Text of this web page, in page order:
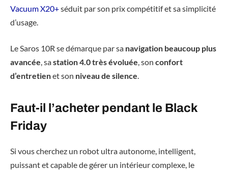
Vacuum X20+séduit par son prix compétitif et sa simplicité
d’usage.
Le Saros 10R se démarque par sa navigation beaucoup plus
avancée, sastation 4.0 très évoluée, son confort
d’entretienet son niveau de silence.
Faut-il l’acheter pendant le Black
Friday
Si vous cherchez un robot ultra autonome, intelligent,
puissant et capable de gérer un intérieur complexe, le